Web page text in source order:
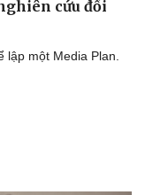
cứu đối
một Media Plan.